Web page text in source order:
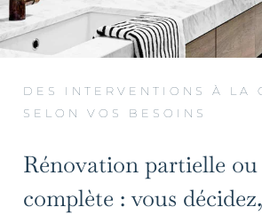
DES INTERVENTIONS À LA
SELON VOS BESOINS
Rénovation partielle
complète : vous